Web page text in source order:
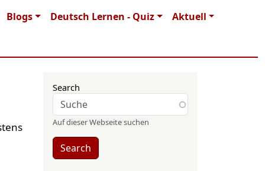
Blogs Deutsch Lernen - Quiz Aktuell
Search
Auf dieser Webseite suchen
Search